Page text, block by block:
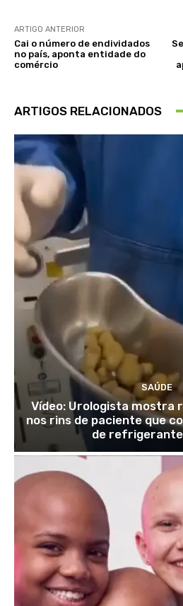
ARTIGO ANTERIOR
Cai o número de endividados
no país, aponta entidade do
comércio
ARTIGOS RELACIONADOS
SAÚDE
Vídeo: Urologista mostra
nos rins de paciente que
de